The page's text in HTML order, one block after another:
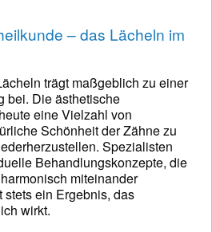
– das Lächeln im
trägt maßgeblich zu einer
bei. Die ästhetische
eine Vielzahl von
Schönheit der Zähne zu
Spezialisten
Behandlungskonzepte, die
miteinander
ein Ergebnis, das
wirkt.